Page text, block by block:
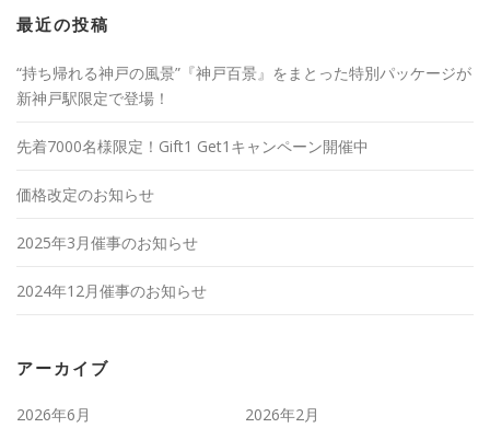
最近の投稿
“持ち帰れる神戸の風景”『神戸百景』をまとった特別パッケージが
新神戸駅限定で登場！
先着7000名様限定！Gift1 Get1キャンペーン開催中
価格改定のお知らせ
2025年3月催事のお知らせ
2024年12月催事のお知らせ
アーカイブ
2026年6月
2026年2月